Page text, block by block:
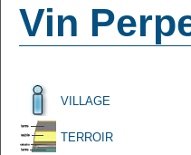
Vin
VILLAGE
TERROIR